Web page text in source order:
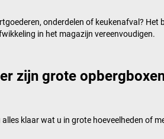
onderdelen of keukenafval?
in het magazijn vereenvoudigen.
zijn grote
klaar wat u in grote hoeveelheden of